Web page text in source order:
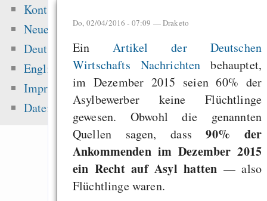
Do, 02/04/2016 - 07:09 —Draketo
EinArtikel der Deutschen
Wirtschafts Nachrichten behauptet,
im Dezember 2015 seien 60% der
Asylbewerber keine Flüchtlinge
gewesen. Obwohl die genannten
Quellen sagen, dass90% der
Ankommenden im Dezember 2015
ein Recht auf Asyl hatten — also
Flüchtlinge waren.
Kontakt
Neue Inhalte
Deutsch
English
Impressum
Datenschutz
Freenet / Hyphanet
Die erste Million
schwerste: Der
Fehler
Wirtschaftssystems
Recursion wins!
If you do what
doing, it becomes
are good at